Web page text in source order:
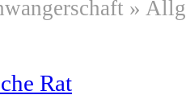
»
Rat